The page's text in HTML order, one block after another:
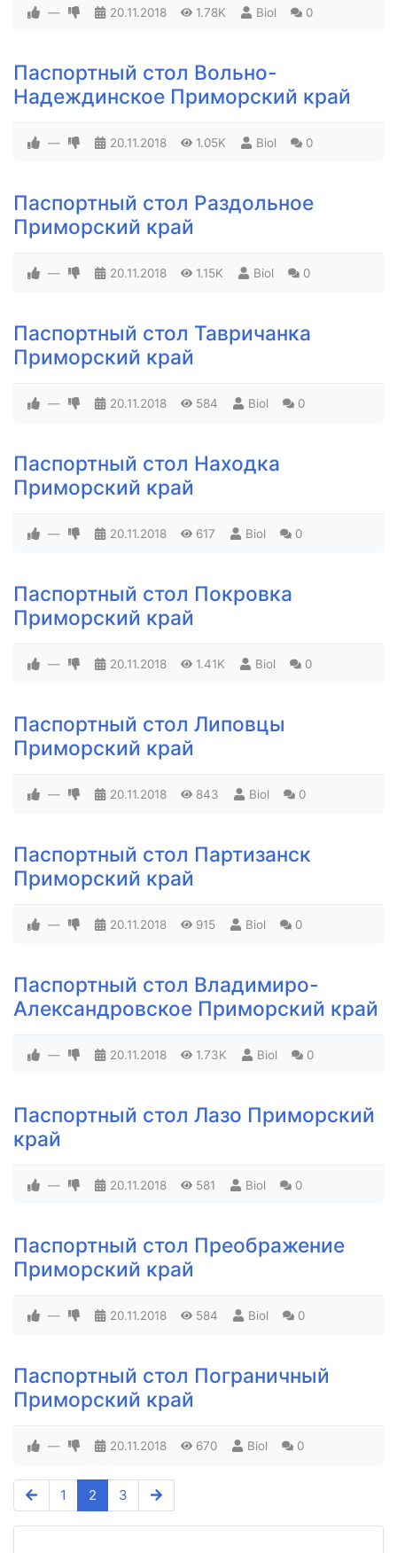
— 20.11.2018 1.78K Biol 0
Паспортный стол Вольно-
Надеждинское Приморский край
— 20.11.2018 1.05K Biol 0
Паспортный стол Раздольное
Приморский край
— 20.11.2018 1.15K Biol 0
Паспортный стол Тавричанка
Приморский край
— 20.11.2018 584 Biol 0
Паспортный стол Находка
Приморский край
— 20.11.2018 617 Biol 0
Паспортный стол Покровка
Приморский край
— 20.11.2018 1.41K Biol 0
Паспортный стол Липовцы
Приморский край
— 20.11.2018 843 Biol 0
Паспортный стол Партизанск
Приморский край
— 20.11.2018 915 Biol 0
Паспортный стол Владимиро-
Александровское Приморский край
— 20.11.2018 1.73K Biol 0
Паспортный стол Лазо Приморский
край
— 20.11.2018 581 Biol 0
Паспортный стол Преображение
Приморский край
— 20.11.2018 584 Biol 0
Паспортный стол Пограничный
Приморский край
— 20.11.2018 670 Biol 0
1 2 3